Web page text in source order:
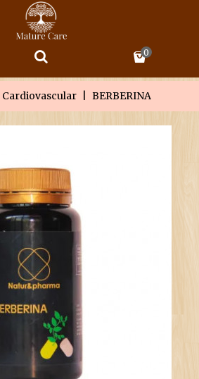
0
Cardiovascular BERBERINA